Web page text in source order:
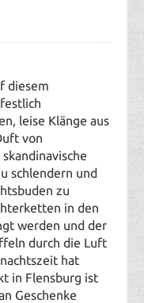
diesem
leise Klänge aus
von
schlendern und
zu
in den
werden und der
durch die Luft
hat
in Flensburg ist
Geschenke